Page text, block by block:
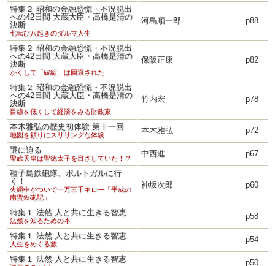
特集２ 昭和の金融恐慌・不況脱出
への42日間 大蔵大臣・高橋是清の
決断
七転び八起きのダルマ人生
河島順一郎 p88
特集２ 昭和の金融恐慌・不況脱出
への42日間 大蔵大臣・高橋是清の
決断
かくして「破綻」は回避された
保阪正康 p82
特集２ 昭和の金融恐慌・不況脱出
への42日間 大蔵大臣・高橋是清の
決断
目線を低くして経済をみる財政家
竹内宏 p78
本木雅弘の歴史初体験 第十一回
地図を頼りにスリリングな体験 本木雅弘 p72
謎に迫る
聖武天皇は聖徳太子を目ざしていた！？ 中西進 p67
種子島鉄砲隊、ポルトガルに行
く！
火縄中かついで一万三千キロ―「平成の
南蛮鉄砲記」
神坂次郎 p60
特集１ 法然 人と共に生きる智恵
法然を知るための本 p58
特集１ 法然 人と共に生きる智恵
人生をめぐる旅 p54
特集１ 法然 人と共に生きる智恵 p50